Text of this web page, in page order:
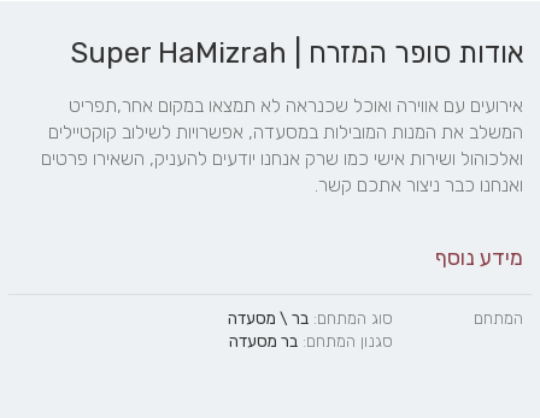
אודות סופר המזרח | Super HaMizrah
ואנחנו כבר ניצור אתכם קשר.
מידע נוסף
המתחם סוג המתחם: בר \ מסעדה
סגנון המתחם: בר מסעדה